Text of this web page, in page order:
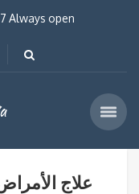
Always open
علاج